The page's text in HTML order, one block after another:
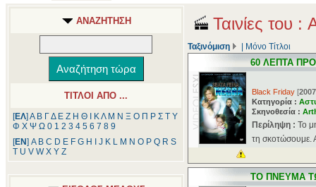
ΑΝΑΖΗΤΗΣΗ
ΤΙΤΛΟΙ ΑΠΟ ...
[ΕΛ] Α Β ΓΔ Ε Ζ Η Θ ΚΛ Μ Ν Ξ Ο Π Ρ Σ Τ Υ
Φ Χ Ψ Ω 0 1 2 3 4 5 6 7 8 9
[ΕΝ] A B C D E F G H J K L M N O P Q R S
T U V W X Y Z
Ταινίες του
Ταξινόμιση Μόνο Τίτλοι
60 ΛΕΠΤΑ
Black Friday [2007
Κατηγορία :
Σκηνοθεσία :
Περίληψη : Το
τη σκοτώσουμε.
ΤΟ ΠΝΕΥΜΑ